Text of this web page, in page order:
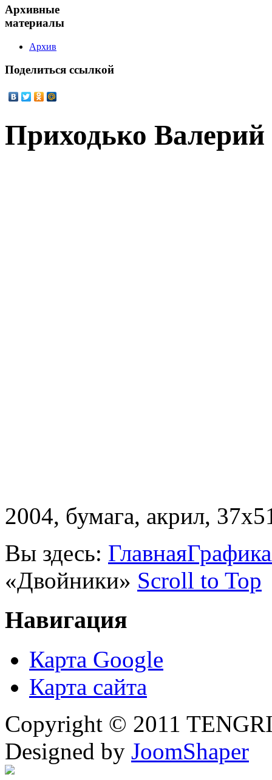
Архивные
материалы
Архив
Поделиться ссылкой
Приходько
2004, бумага, акрил,
Вы здесь: ГлавнаяГрафика
«Двойники» Scroll to Top
Навигация
Карта Google
Карта сайта
Copyright © 2011
Designed by JoomShaper